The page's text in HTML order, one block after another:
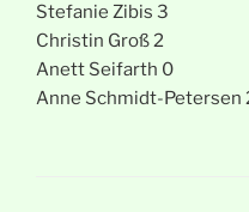
Stefanie Zibis 3
Christin Groß 2
Anett Seifarth 0
Anne Schmidt-Petersen